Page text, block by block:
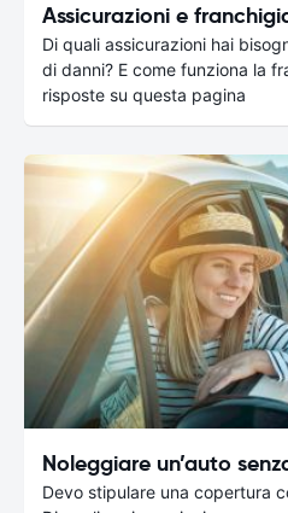
Assicurazioni e
Di quali assicurazioni hai
di danni? E come funziona la
risposte su questa pagina
Noleggiare un’auto
Devo stipulare una copertura